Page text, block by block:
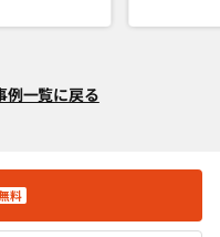
例一覧に戻る
料